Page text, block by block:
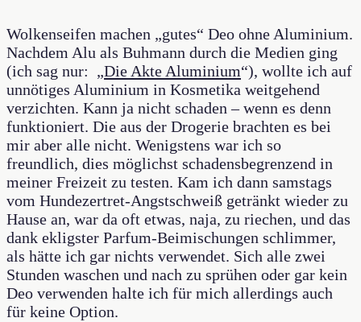
Wolkenseifen machen „gutes“ Deo ohne Aluminium.
Nachdem Alu als Buhmann durch die Medien ging
(ich sag nur: „Die Akte Aluminium“), wollte ich auf
unnötiges Aluminium in Kosmetika weitgehend
verzichten. Kann ja nicht schaden – wenn es denn
funktioniert. Die aus der Drogerie brachten es bei
mir aber alle nicht. Wenigstens war ich so
freundlich, dies möglichst schadensbegrenzend in
meiner Freizeit zu testen. Kam ich dann samstags
vom Hundezertret-Angstschweiß getränkt wieder zu
Hause an, war da oft etwas, naja, zu riechen, und das
dank ekligster Parfum-Beimischungen schlimmer,
als hätte ich gar nichts verwendet. Sich alle zwei
Stunden waschen und nach zu sprühen oder gar kein
Deo verwenden halte ich für mich allerdings auch
für keine Option.